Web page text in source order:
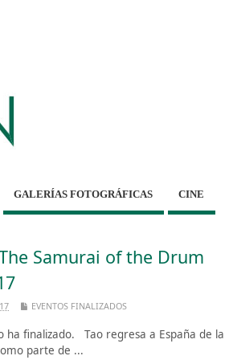
GALERÍAS FOTOGRÁFICAS CINE
Samurai of the Drum
EVENTOS FINALIZADOS
finalizado. Tao regresa a España de la
parte de ...